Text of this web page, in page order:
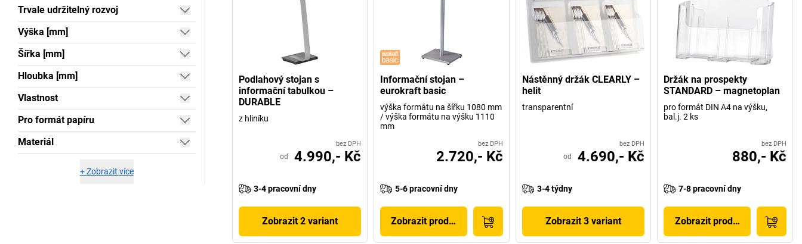
Trvale udržitelný rozvoj
Výška [mm]
Šířka [mm]
Hloubka [mm]
Vlastnost
Pro formát papíru
Materiál
+Zobrazit více
Podlahový stojan s
informační tabulkou –
DURABLE
z hliníku
bez DPH
od 4.990,- Kč
3-4 pracovní dny
Zobrazit 2 variant
Informační stojan –
eurokraft basic
výška formátu na šířku 1080 mm
/ výška formátu na výšku 1110
mm
bez DPH
2.720,- Kč
5-6 pracovní dny
Zobrazit produkt
Nástěnný držák CLEARLY –
helit
transparentní
bez DPH
od 4.690,- Kč
3-4 týdny
Zobrazit 3 variant
Držák na prospekty
STANDARD – magnetoplan
pro formát DIN A4 na výšku,
bal.j. 2 ks
bez DPH
880,- Kč
7-8 pracovní dny
Zobrazit produkt